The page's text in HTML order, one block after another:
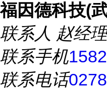
福因德科技(
联系人 赵经理
联系手机
联系电话